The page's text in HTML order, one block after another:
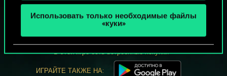
Использовать только необходимые файлы
«куки»
ИГРАТЬ
БЕСПЛАТНО НА ПК
В этой игре есть встроенные покупки
ИГРАЙТЕ ТАКЖЕ НА: